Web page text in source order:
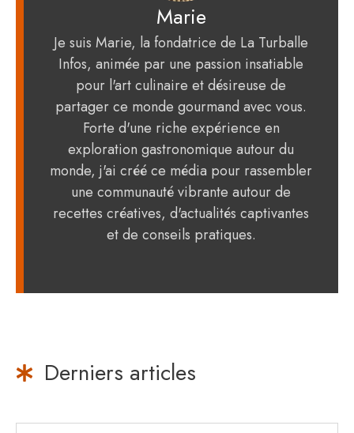
Marie
Je suis Marie, la fondatrice de La Turballe
Infos, animée par une passion insatiable
pour l'art culinaire et désireuse de
partager ce monde gourmand avec vous.
Forte d'une riche expérience en
exploration gastronomique autour du
monde, j'ai créé ce média pour rassembler
une communauté vibrante autour de
recettes créatives, d'actualités captivantes
et de conseils pratiques.
Derniers articles